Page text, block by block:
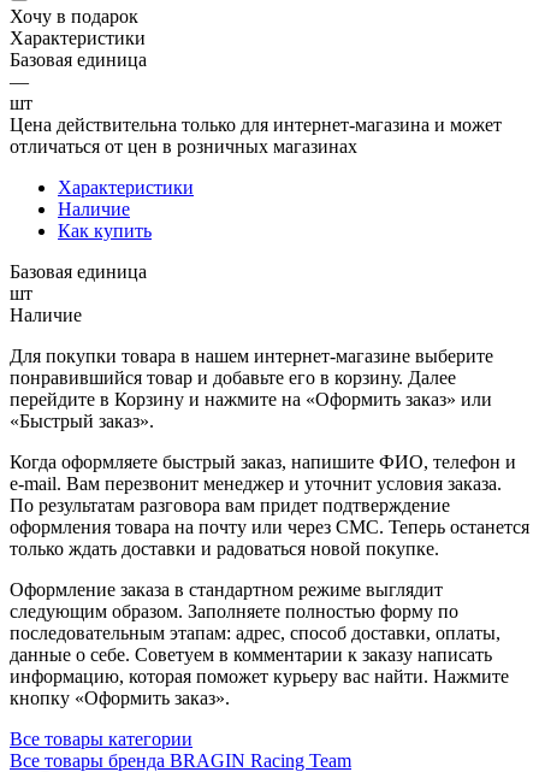
Хочу в подарок
Характеристики
Базовая единица
—
шт
Цена действительна только для интернет-магазина и может
отличаться от цен в розничных магазинах
Характеристики
Наличие
Как купить
Базовая единица
шт
Наличие
Для покупки товара в нашем интернет-магазине выберите
понравившийся товар и добавьте его в корзину. Далее
перейдите в Корзину и нажмите на «Оформить заказ» или
«Быстрый заказ».
Когда оформляете быстрый заказ, напишите ФИО, телефон и
e-mail. Вам перезвонит менеджер и уточнит условия заказа.
По результатам разговора вам придет подтверждение
оформления товара на почту или через СМС. Теперь останется
только ждать доставки и радоваться новой покупке.
Оформление заказа в стандартном режиме выглядит
следующим образом. Заполняете полностью форму по
последовательным этапам: адрес, способ доставки, оплаты,
данные о себе. Советуем в комментарии к заказу написать
информацию, которая поможет курьеру вас найти. Нажмите
кнопку «Оформить заказ».
Все товары категории
Все товары бренда BRAGIN Racing Team